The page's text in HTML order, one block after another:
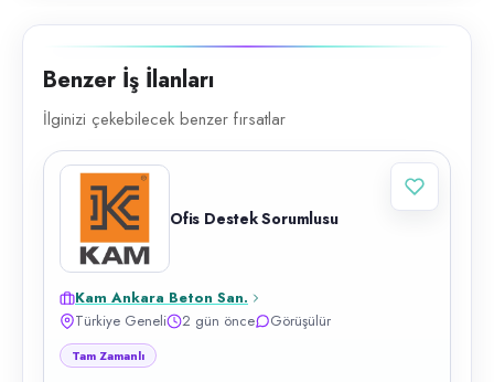
Benzer İş İlanları
İlginizi çekebilecek benzer fırsatlar
Ofis Destek Sorumlusu
Kam Ankara Beton San.
Türkiye Geneli
2 gün önce Görüşülür
Tam Zamanlı